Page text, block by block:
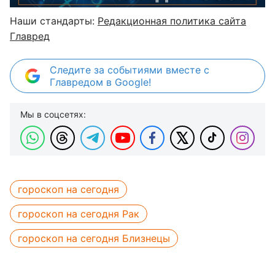
Наши стандарты: Редакционная политика сайта
Главред
Следите за событиями вместе с
Главредом в Google!
Мы в соцсетях:
гороскоп на сегодня
гороскоп на сегодня Рак
гороскоп на сегодня Близнецы